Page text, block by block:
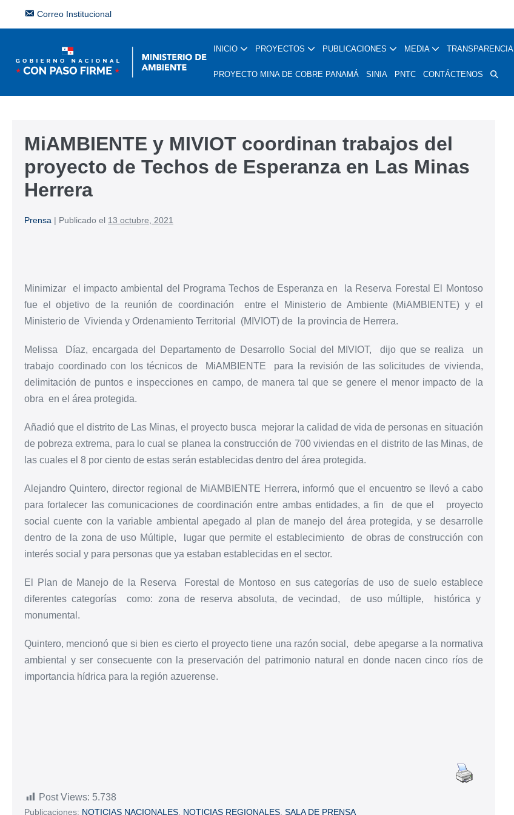
Correo Institucional
INICIO PROYECTOS PUBLICACIONES MEDIA TRANSPARENCIA
PROYECTO MINA DE COBRE PANAMÁ SINIA PNTC CONTÁCTENOS
MiAMBIENTE y MIVIOT coordinan trabajos del
proyecto de Techos de Esperanza en Las Minas
Herrera
Prensa | Publicado el 13 octubre, 2021
Minimizar el impacto ambiental del Programa Techos de Esperanza en la Reserva Forestal El Montoso
fue el objetivo de la reunión de coordinación entre el Ministerio de Ambiente (MiAMBIENTE) y el
Ministerio de Vivienda y Ordenamiento Territorial (MIVIOT) de la provincia de Herrera.
Melissa Díaz, encargada del Departamento de Desarrollo Social del MIVIOT, dijo que se realiza un
trabajo coordinado con los técnicos de MiAMBIENTE para la revisión de las solicitudes de vivienda,
delimitación de puntos e inspecciones en campo, de manera tal que se genere el menor impacto de la
obra en el área protegida.
Añadió que el distrito de Las Minas, el proyecto busca mejorar la calidad de vida de personas en situación
de pobreza extrema, para lo cual se planea la construcción de 700 viviendas en el distrito de las Minas, de
las cuales el 8 por ciento de estas serán establecidas dentro del área protegida.
Alejandro Quintero, director regional de MiAMBIENTE Herrera, informó que el encuentro se llevó a cabo
para fortalecer las comunicaciones de coordinación entre ambas entidades, a fin de que el proyecto
social cuente con la variable ambiental apegado al plan de manejo del área protegida, y se desarrolle
dentro de la zona de uso Múltiple, lugar que permite el establecimiento de obras de construcción con
interés social y para personas que ya estaban establecidas en el sector.
El Plan de Manejo de la Reserva Forestal de Montoso en sus categorías de uso de suelo establece
diferentes categorías como: zona de reserva absoluta, de vecindad, de uso múltiple, histórica y
monumental.
Quintero, mencionó que si bien es cierto el proyecto tiene una razón social, debe apegarse a la normativa
ambiental y ser consecuente con la preservación del patrimonio natural en donde nacen cinco ríos de
importancia hídrica para la región azuerense.
Post Views: 5.738
Publicaciones: NOTICIAS NACIONALES NOTICIAS REGIONALES SALA DE PRENSA